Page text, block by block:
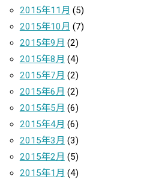
2015年11月 (5)
2015年10月 (7)
2015年9月 (2)
2015年8月 (4)
2015年7月 (2)
2015年6月 (2)
2015年5月 (6)
2015年4月 (6)
2015年3月 (3)
2015年2月 (5)
2015年1月 (4)